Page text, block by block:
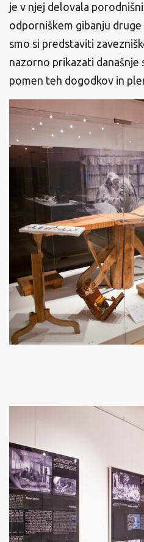
je v njej delovala
odporniškem gibanju
smo si predstaviti
nazorno prikazati
pomen teh dogodkov in